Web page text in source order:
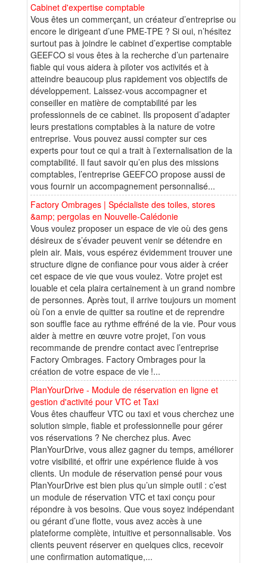
Cabinet d'expertise comptable
Vous êtes un commerçant, un créateur d’entreprise ou
encore le dirigeant d’une PME-TPE ? Si oui, n’hésitez
surtout pas à joindre le cabinet d’expertise comptable
GEEFCO si vous êtes à la recherche d’un partenaire
fiable qui vous aidera à piloter vos activités et à
atteindre beaucoup plus rapidement vos objectifs de
développement. Laissez-vous accompagner et
conseiller en matière de comptabilité par les
professionnels de ce cabinet. Ils proposent d’adapter
leurs prestations comptables à la nature de votre
entreprise. Vous pouvez aussi compter sur ces
experts pour tout ce qui a trait à l’externalisation de la
comptabilité. Il faut savoir qu’en plus des missions
comptables, l’entreprise GEEFCO propose aussi de
vous fournir un accompagnement personnalisé...
Factory Ombrages | Spécialiste des toiles, stores
&amp; pergolas en Nouvelle-Calédonie
Vous voulez proposer un espace de vie où des gens
désireux de s’évader peuvent venir se détendre en
plein air. Mais, vous espérez évidemment trouver une
structure digne de confiance pour vous aider à créer
cet espace de vie que vous voulez. Votre projet est
louable et cela plaira certainement à un grand nombre
de personnes. Après tout, il arrive toujours un moment
où l’on a envie de quitter sa routine et de reprendre
son souffle face au rythme effréné de la vie. Pour vous
aider à mettre en œuvre votre projet, l’on vous
recommande de prendre contact avec l’entreprise
Factory Ombrages. Factory Ombrages pour la
création de votre espace de vie !...
PlanYourDrive - Module de réservation en ligne et
gestion d'activité pour VTC et Taxi
Vous êtes chauffeur VTC ou taxi et vous cherchez une
solution simple, fiable et professionnelle pour gérer
vos réservations ? Ne cherchez plus. Avec
PlanYourDrive, vous allez gagner du temps, améliorer
votre visibilité, et offrir une expérience fluide à vos
clients. Un module de réservation pensé pour vous
PlanYourDrive est bien plus qu’un simple outil : c’est
un module de réservation VTC et taxi conçu pour
répondre à vos besoins. Que vous soyez indépendant
ou gérant d’une flotte, vous avez accès à une
plateforme complète, intuitive et personnalisable. Vos
clients peuvent réserver en quelques clics, recevoir
une confirmation automatique,...